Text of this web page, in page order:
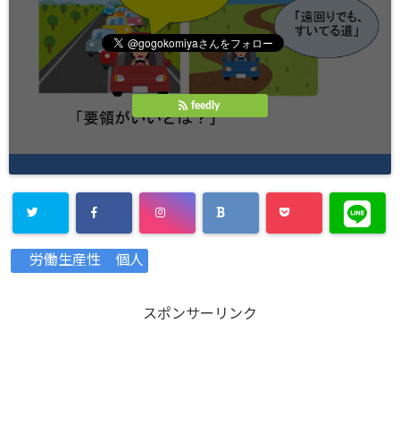
feedly
Undefined
労働生産性 個人
スポンサーリンク